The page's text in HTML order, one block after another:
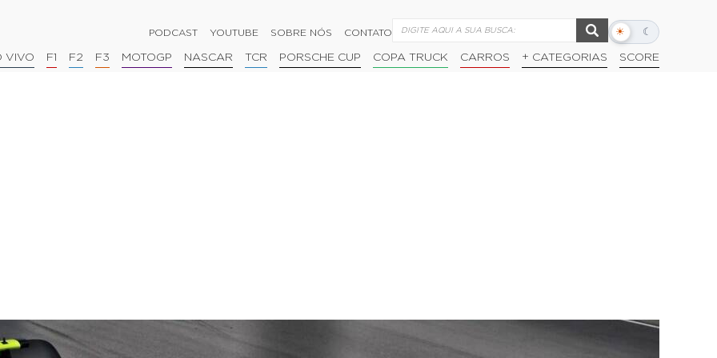
PODCAST YOUTUBE SOBRE NÓS CONTATO ☀ ☾
Alternar
escuro
VIVO F1 F2 F3 MOTOGP NASCAR TCR PORSCHE CUP COPA TRUCK CARROS + CATEGORIAS SCORE